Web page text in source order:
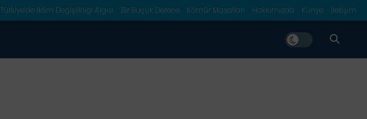
Türkiye’de İklim Değişlikliği Algısı Bir Buçuk Derece Kömür Masalları Hakkımızda Künye İletişim